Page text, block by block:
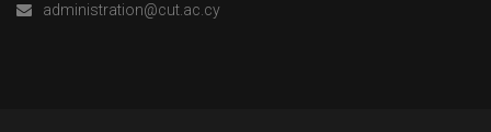
administration@cut.ac.cy